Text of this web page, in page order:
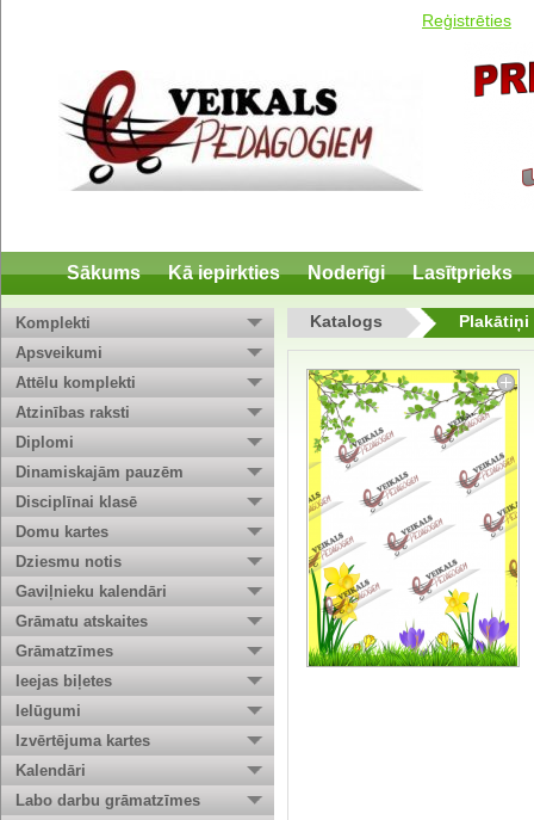
Reģistrēties
Sākums Kā iepirkties Noderīgi Lasītprieks
Komplekti
Apsveikumi
Attēlu komplekti
Atzinības raksti
Diplomi
Dinamiskajām pauzēm
Disciplīnai klasē
Domu kartes
Dziesmu notis
Gaviļnieku kalendāri
Grāmatu atskaites
Grāmatzīmes
Ieejas biļetes
Ielūgumi
Izvērtējuma kartes
Kalendāri
Labo darbu grāmatzīmes
Katalogs Plakātiņi